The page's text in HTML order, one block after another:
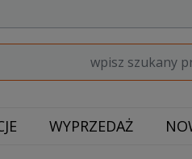
WYPRZEDAŻ